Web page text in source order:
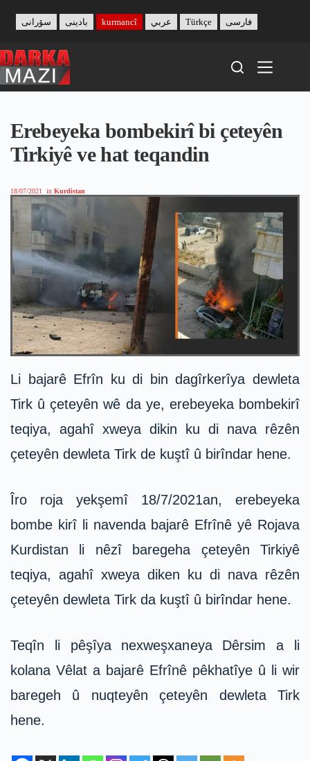
content
بادینی سۆرانی kurmancî عربي Türkçe فارسی
Erebeyeka bombekirî bi çeteyên
Tirkiyê ve hat teqandin
18/07/2021 in Kurdistan
Li bajarê Efrîn ku di bin dagîrkerîya dewleta
Tirk û çeteyên wê da ye, erebeyeka bombekirî
teqiya, agahî xweya dikin ku di nava rêzên
çeteyên dewleta Tirk de kuştî û birîndar hene.
Îro roja yekşemî 18/7/2021an, erebeyeka
bombe kirî li navenda bajarê Efrînê yê Rojava
Kurdistan li nêzî baregeha çeteyên Tirkiyê
teqiya, agahî xweya diken ku di nava rêzên
çeteyên dewleta Tirk da kuştî û birîndar hene.
Teqîn li pêşîya nexweşxaneya Dêrsim a li
kolana Vêlat a bajarê Efrînê pêkhatîye û li wir
baregeh û nuqteyên çeteyên dewleta Tirk
hene.